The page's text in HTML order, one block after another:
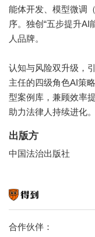
能体开发、模型微调
序。独创“五步提升AI
人品牌。
认知与风险双升级，
主任的四级角色AI策
型案例库，兼顾效率
助力法律人持续进化。
出版方
中国法治出版社
合作伙伴：